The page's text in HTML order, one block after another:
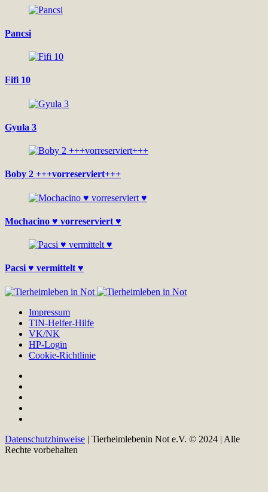
Pancsi
Fifi 10
Gyula 3
Boby 2 +++vorreserviert+++
Mochacino ♥ vorreserviert ♥
Pacsi ♥ vermittelt ♥
Impressum
TIN-Helfer-Hilfe
VK/NK
HP-Login
Cookie-Richtlinie
Datenschutzhinweise | Tierheimlebenin Not e.V. © 2024 | Alle
Rechte vorbehalten